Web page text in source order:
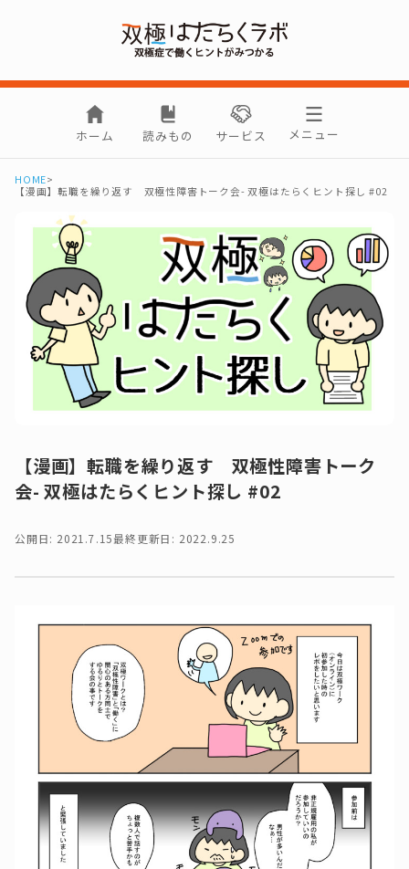
ホーム 読みもの サービス メニュー
HOME>
【漫画】転職を繰り返す 双極性障害トーク会- 双極はたらくヒント探し #02
【漫画】転職を繰り返す 双極性障害トーク
会- 双極はたらくヒント探し #02
公開日: 2021.7.15最終更新日: 2022.9.25